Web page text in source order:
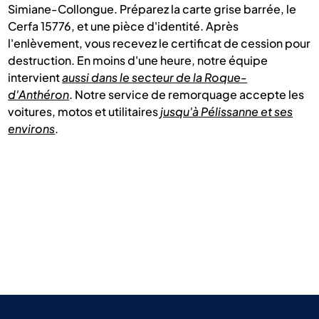
Simiane-Collongue. Préparez la carte grise barrée, le
Cerfa 15776, et une pièce d'identité. Après
l'enlèvement, vous recevez le certificat de cession pour
destruction. En moins d'une heure, notre équipe
intervientaussi dans le secteur de la Roque-
d'Anthéron. Notre service de remorquage accepte les
voitures, motos et utilitairesjusqu'à Pélissanne et ses
environs.